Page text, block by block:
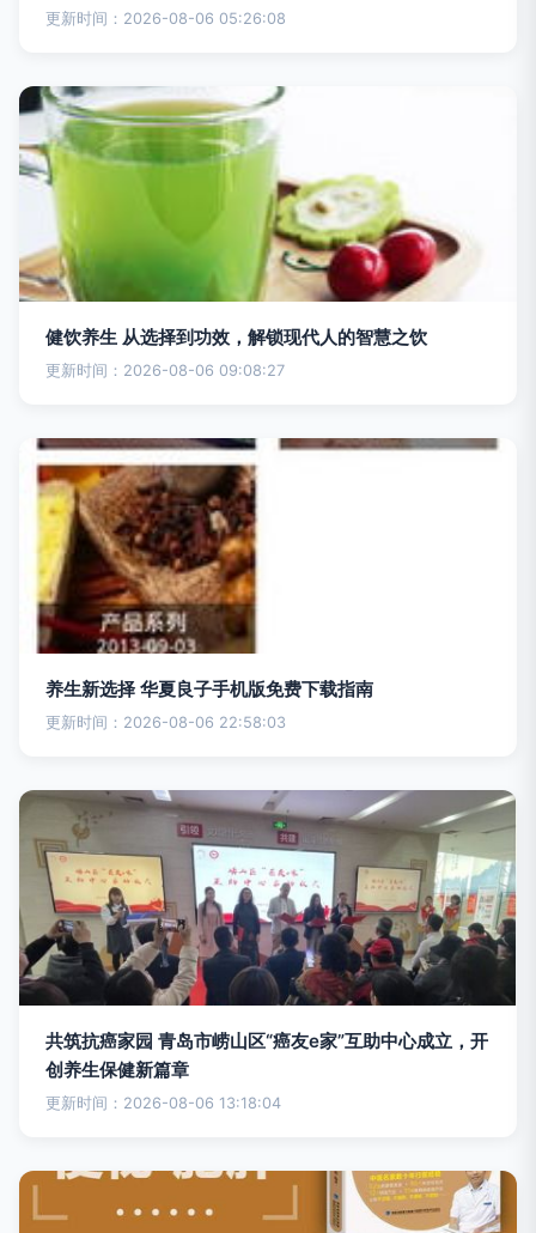
更新时间：2026-08-06 05:26:08
健饮养生 从选择到功效，解锁现代人的智慧之饮
更新时间：2026-08-06 09:08:27
养生新选择 华夏良子手机版免费下载指南
更新时间：2026-08-06 22:58:03
共筑抗癌家园 青岛市崂山区“癌友e家”互助中心成立，开
创养生保健新篇章
更新时间：2026-08-06 13:18:04